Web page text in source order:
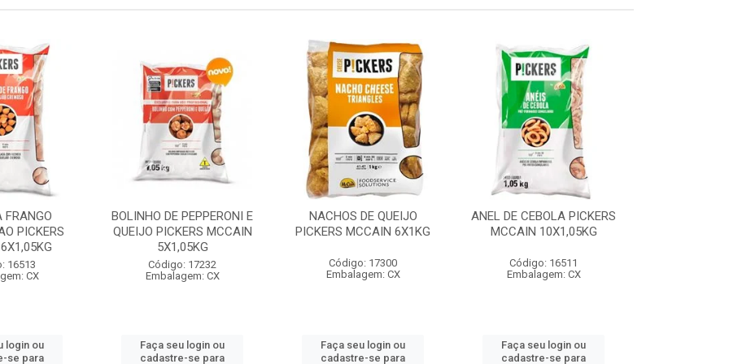
FRANGO
PICKERS
16513
CX
login ou
se para
BOLINHO DE PEPPERONI E
QUEIJO PICKERS MCCAIN
5X1,05KG
Código: 17232
Embalagem: CX
Faça seu login ou
cadastre-se para
NACHOS DE QUEIJO
PICKERS MCCAIN 6X1KG
Código: 17300
Embalagem: CX
Faça seu login ou
cadastre-se para
ANEL DE CEBOLA PICKERS
MCCAIN 10X1,05KG
Código: 16511
Embalagem: CX
Faça seu login ou
cadastre-se para